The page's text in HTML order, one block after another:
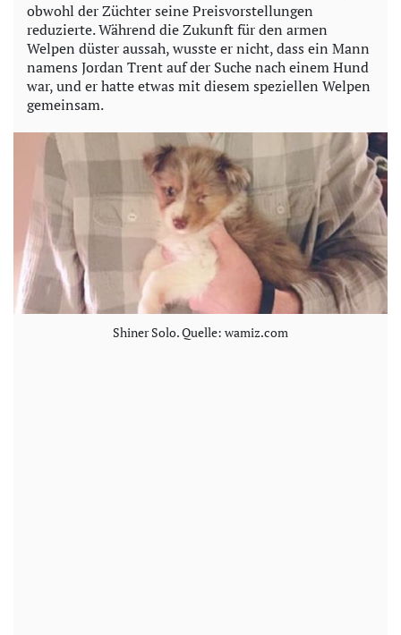
obwohl der Züchter seine Preisvorstellungen
reduzierte. Während die Zukunft für den armen
Welpen düster aussah, wusste er nicht, dass ein Mann
namens Jordan Trent auf der Suche nach einem Hund
war, und er hatte etwas mit diesem speziellen Welpen
gemeinsam.
Shiner Solo. Quelle: wamiz.com